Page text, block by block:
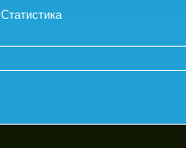
Статистика